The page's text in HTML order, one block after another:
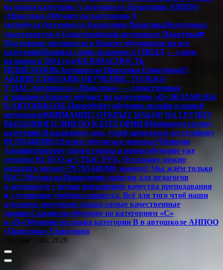
на права категории A автошкола Евпатории АНПОО
«Практика»Обучаем на категорию Д
(автобусы)Автошкола Евпатории ПрактикаПодготовка
трактористов в Евпаторийской автошколе Практика☛
Мы первая автошкола в Крыму обучающая на все
категорииПравила сдачи экзамена в ГИБДД — сдаем
на права в 2024 годуБЕЗОПАСНОСТЬ
ПЕШЕХОДОВ.Автошкола Практика Евпатория!!!
АКЦИЯ !!!ОНЛАЙН ОБУЧЕНИЕ. ТОЛЬКО
У НАС.Автошкола «Практика» — единственная
в западном Крыму обучает на категорию «D»ЭКЗАМЕНЫ
В АВТОШКОЛЕ.Попробуйте обучение онлайн в нашей
автошколеВНИМАНИЕ! ОТКРЫТ НАБОР НА ГРУППУ
ВЫХОДНОГО ДНЯ ПО КАТЕГОРИИ ВНабираем группу
категории В выходного дня, успей записаться по телефону
89 785 648 899!!!Хотите обучаться дешевле?Позвони
Администратору своего города и начни обучение уже
сегодня! ВСЕГО за 5 ТЫС РУБ. Остальное можно
оплатить потом!+79 785 648 899 звоните! Мы ждём только
ВАС!!!ФилиалыПроведение занятия для педагогов
в автошколе с целью повышения качества преподавания
и улучшения учебного процесса. Всё для того чтоб наши
курсанты получили только самые качественные
знания.Скидки на обучение по категориям «С»
и «D»Обучение на права категории B в автошколе АНПОО
«Практика» Евпатория
Пн. Авг 10th, 2026